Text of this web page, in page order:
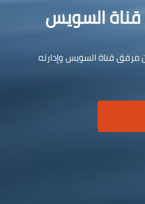
السويس
قناة السويس وإدارته